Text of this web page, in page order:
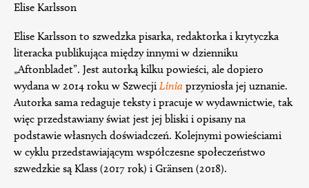
Elise Karlsson
Elise Karlsson to szwedzka pisarka, redaktorka i krytyczka
literacka publikująca między innymi w dzienniku
„Aftonbladet”. Jest autorką kilku powieści, ale dopiero
wydana w 2014 roku w SzwecjiLinia przyniosła jej uznanie.
Autorka sama redaguje teksty i pracuje w wydawnictwie, tak
więc przedstawiany świat jest jej bliski i opisany na
podstawie własnych doświadczeń. Kolejnymi powieściami
w cyklu przedstawiającym współczesne społeczeństwo
szwedzkie są Klass (2017 rok) i Gränsen (2018).